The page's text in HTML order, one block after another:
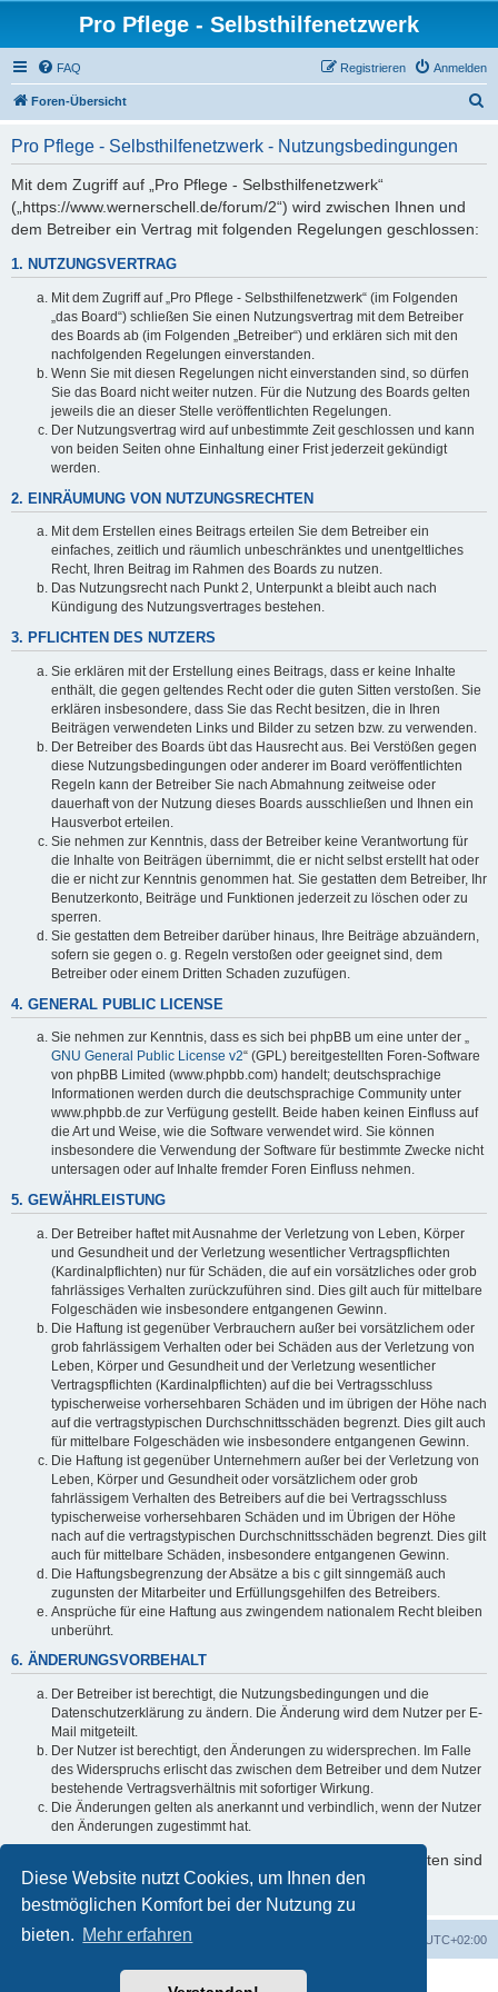
Diese Website nutzt Cookies, um Ihnen den
bestmöglichen Komfort bei der Nutzung zu
bieten. Mehr erfahren
Pro Pflege - Selbsthilfenetzwerk
FAQ Anmelden
Registrieren
Foren-Übersicht
Pro Pflege - Selbsthilfenetzwerk - Nutzungsbedingungen
Mit dem Zugriff auf „Pro Pflege - Selbsthilfenetzwerk“
(„https://www.wernerschell.de/forum/2“) wird zwischen Ihnen und
dem Betreiber ein Vertrag mit folgenden Regelungen geschlossen:
1. NUTZUNGSVERTRAG
Mit dem Zugriff auf „Pro Pflege - Selbsthilfenetzwerk“ (im Folgenden
„das Board“) schließen Sie einen Nutzungsvertrag mit dem Betreiber
des Boards ab (im Folgenden „Betreiber“) und erklären sich mit den
nachfolgenden Regelungen einverstanden.
Wenn Sie mit diesen Regelungen nicht einverstanden sind, so dürfen
Sie das Board nicht weiter nutzen. Für die Nutzung des Boards gelten
jeweils die an dieser Stelle veröffentlichten Regelungen.
Der Nutzungsvertrag wird auf unbestimmte Zeit geschlossen und kann
von beiden Seiten ohne Einhaltung einer Frist jederzeit gekündigt
werden.
2. EINRÄUMUNG VON NUTZUNGSRECHTEN
Mit dem Erstellen eines Beitrags erteilen Sie dem Betreiber ein
einfaches, zeitlich und räumlich unbeschränktes und unentgeltliches
Recht, Ihren Beitrag im Rahmen des Boards zu nutzen.
Das Nutzungsrecht nach Punkt 2, Unterpunkt a bleibt auch nach
Kündigung des Nutzungsvertrages bestehen.
3. PFLICHTEN DES NUTZERS
Sie erklären mit der Erstellung eines Beitrags, dass er keine Inhalte
enthält, die gegen geltendes Recht oder die guten Sitten verstoßen. Sie
erklären insbesondere, dass Sie das Recht besitzen, die in Ihren
Beiträgen verwendeten Links und Bilder zu setzen bzw. zu verwenden.
Der Betreiber des Boards übt das Hausrecht aus. Bei Verstößen gegen
diese Nutzungsbedingungen oder anderer im Board veröffentlichten
Regeln kann der Betreiber Sie nach Abmahnung zeitweise oder
dauerhaft von der Nutzung dieses Boards ausschließen und Ihnen ein
Hausverbot erteilen.
Sie nehmen zur Kenntnis, dass der Betreiber keine Verantwortung für
die Inhalte von Beiträgen übernimmt, die er nicht selbst erstellt hat oder
die er nicht zur Kenntnis genommen hat. Sie gestatten dem Betreiber, Ihr
Benutzerkonto, Beiträge und Funktionen jederzeit zu löschen oder zu
sperren.
Sie gestatten dem Betreiber darüber hinaus, Ihre Beiträge abzuändern,
sofern sie gegen o. g. Regeln verstoßen oder geeignet sind, dem
Betreiber oder einem Dritten Schaden zuzufügen.
4. GENERAL PUBLIC LICENSE
Sie nehmen zur Kenntnis, dass es sich bei phpBB um eine unter der „
GNU General Public License v2“ (GPL) bereitgestellten Foren-Software
von phpBB Limited (www.phpbb.com) handelt; deutschsprachige
Informationen werden durch die deutschsprachige Community unter
www.phpbb.de zur Verfügung gestellt. Beide haben keinen Einfluss auf
die Art und Weise, wie die Software verwendet wird. Sie können
insbesondere die Verwendung der Software für bestimmte Zwecke nicht
untersagen oder auf Inhalte fremder Foren Einfluss nehmen.
5. GEWÄHRLEISTUNG
Der Betreiber haftet mit Ausnahme der Verletzung von Leben, Körper
und Gesundheit und der Verletzung wesentlicher Vertragspflichten
(Kardinalpflichten) nur für Schäden, die auf ein vorsätzliches oder grob
fahrlässiges Verhalten zurückzuführen sind. Dies gilt auch für mittelbare
Folgeschäden wie insbesondere entgangenen Gewinn.
Die Haftung ist gegenüber Verbrauchern außer bei vorsätzlichem oder
grob fahrlässigem Verhalten oder bei Schäden aus der Verletzung von
Leben, Körper und Gesundheit und der Verletzung wesentlicher
Vertragspflichten (Kardinalpflichten) auf die bei Vertragsschluss
typischerweise vorhersehbaren Schäden und im übrigen der Höhe nach
auf die vertragstypischen Durchschnittsschäden begrenzt. Dies gilt auch
für mittelbare Folgeschäden wie insbesondere entgangenen Gewinn.
Die Haftung ist gegenüber Unternehmern außer bei der Verletzung von
Leben, Körper und Gesundheit oder vorsätzlichem oder grob
fahrlässigem Verhalten des Betreibers auf die bei Vertragsschluss
typischerweise vorhersehbaren Schäden und im Übrigen der Höhe
nach auf die vertragstypischen Durchschnittsschäden begrenzt. Dies gilt
auch für mittelbare Schäden, insbesondere entgangenen Gewinn.
Die Haftungsbegrenzung der Absätze a bis c gilt sinngemäß auch
zugunsten der Mitarbeiter und Erfüllungsgehilfen des Betreibers.
Ansprüche für eine Haftung aus zwingendem nationalem Recht bleiben
unberührt.
6. ÄNDERUNGSVORBEHALT
Der Betreiber ist berechtigt, die Nutzungsbedingungen und die
Datenschutzerklärung zu ändern. Die Änderung wird dem Nutzer per E-
Mail mitgeteilt.
Der Nutzer ist berechtigt, den Änderungen zu widersprechen. Im Falle
des Widerspruchs erlischt das zwischen dem Betreiber und dem Nutzer
bestehende Vertragsverhältnis mit sofortiger Wirkung.
Die Änderungen gelten als anerkannt und verbindlich, wenn der Nutzer
den Änderungen zugestimmt hat.
Informationen über den Umgang mit Ihren persönlichen Daten sind
in der Datenschutzerklärung enthalten.
Foren-Übersicht UTC+02:00